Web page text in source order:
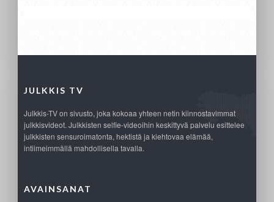
JULKKIS TV
Julkkis-TV on sivusto, joka kokoaa yhteen netin kiinnostavimmat
julkkisvideot. Julkkisten selfie-videoihin keskittyvä palvelu esittelee
julkkisten sensuroimatonta, hektistä ja kiehtovaa elämää,
intiimeimmällä mahdollisella tavalla.
AVAINSANAT